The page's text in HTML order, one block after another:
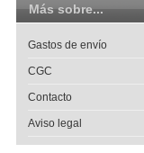
Más sobre...
Gastos de envío
CGC
Contacto
Aviso legal